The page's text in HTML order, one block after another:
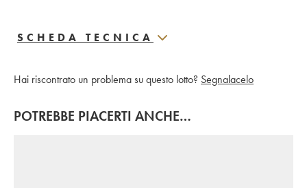
SCHEDA TECNICA
Hai riscontrato un problema su questo lotto? Segnalacelo
POTREBBE PIACERTI ANCHE…